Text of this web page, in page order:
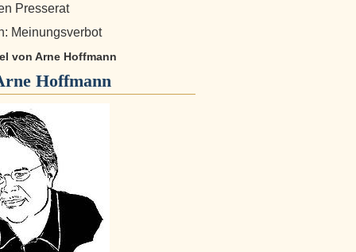
Presserat
Meinungsverbot
von Arne Hoffmann
Hoffmann